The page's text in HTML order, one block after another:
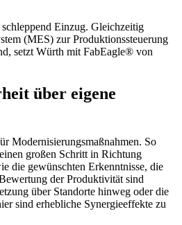
Einzug. Gleichzeitig
(MES) zur Produktionssteuerung
setzt Würth mit FabEagle® von
über eigene
Modernisierungsmaßnahmen. So
großen Schritt in Richtung
die gewünschten Erkenntnisse, die
der Produktivität sind
über Standorte hinweg oder die
sind erhebliche Synergieeffekte zu